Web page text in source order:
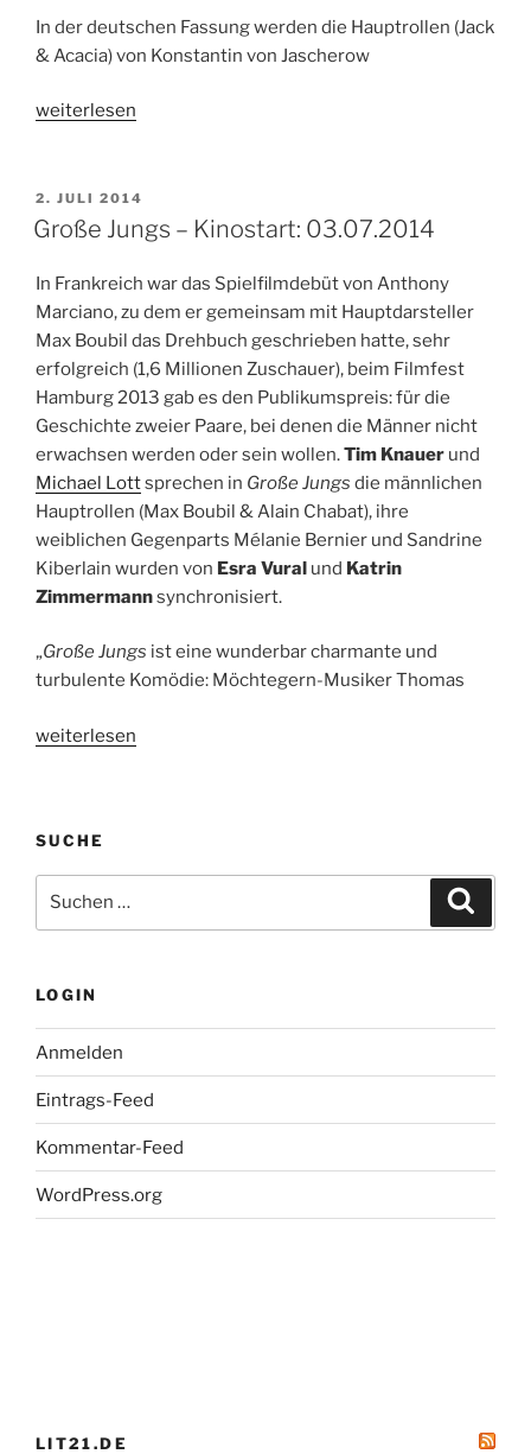
In der deutschen Fassung werden die Hauptrollen (Jack
& Acacia) von Konstantin von Jascherow
„Jack
Kuckucksuhrherz
–
03.07.2014“
weiterlesen
VERÖFFENTLICHT
AM
2. JULI 2014
Große Jungs – Kinostart: 03.07.2014
In Frankreich war das Spielfilmdebüt von Anthony
Marciano, zu dem er gemeinsam mit Hauptdarsteller
Max Boubil das Drehbuch geschrieben hatte, sehr
erfolgreich (1,6 Millionen Zuschauer), beim Filmfest
Hamburg 2013 gab es den Publikumspreis: für die
Geschichte zweier Paare, bei denen die Männer nicht
erwachsen werden oder sein wollen.Tim Knauer und
Michael Lottsprechen in Große Jungs die männlichen
Hauptrollen (Max Boubil & Alain Chabat), ihre
weiblichen Gegenparts Mélanie Bernier und Sandrine
Kiberlain wurden von Esra Vural und Katrin
Zimmermannsynchronisiert.
„Große Jungs ist eine wunderbar charmante und
turbulente Komödie: Möchtegern-Musiker Thomas
„Große
03.07.2014“
weiterlesen
SUCHE
nach:
LOGIN
Anmelden
Eintrags-Feed
Kommentar-Feed
WordPress.org
LIT21.DE